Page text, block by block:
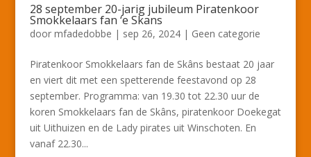
28 september 20-jarig jubileum Piratenkoor
Smokkelaars fan ‘e Skans
door mfadedobbe | sep 26, 2024| Geen categorie
Piratenkoor Smokkelaars fan de Skâns bestaat 20 jaar
en viert dit met een spetterende feestavond op 28
september. Programma: van 19.30 tot 22.30 uur de
koren Smokkelaars fan de Skâns, piratenkoor Doekegat
uit Uithuizen en de Lady pirates uit Winschoten. En
vanaf 22.30...